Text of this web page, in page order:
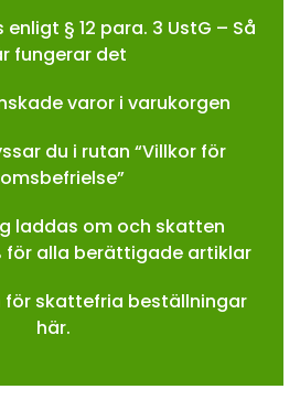
§ 12 para. 3 UstG – Så
fungerar det
varor i varukorgen
du i rutan “Villkor för
laddas om och skatten
för alla berättigade artiklar
för skattefria beställningar
här.